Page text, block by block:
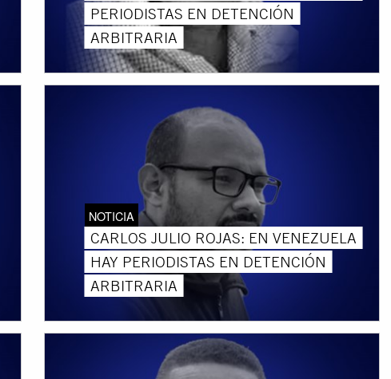
PERIODISTAS EN DETENCIÓN
ARBITRARIA
NOTICIA
CARLOS JULIO ROJAS: EN VENEZUELA
HAY PERIODISTAS EN DETENCIÓN
ARBITRARIA